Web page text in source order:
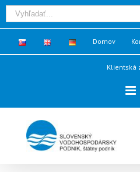
Domov
Klientská